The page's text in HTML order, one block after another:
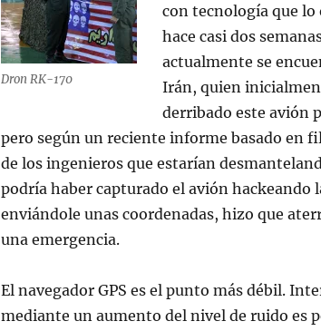
Dron RK-170
con tecnología que
hace casi dos
actualmente se
Irán, quien
derribado este avión
pero según un reciente informe basado en
de los ingenieros que estarían
podría haber capturado el avión hackeando
enviándole unas coordenadas, hizo que
una emergencia.
El navegador GPS es el punto más débil.
mediante un aumento del nivel de ruido es